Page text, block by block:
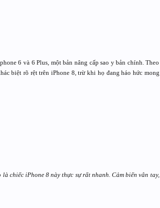
6 và 6 Plus, một bản nâng cấp sao y bản chính. Theo
biệt rõ rệt trên iPhone 8, trừ khi họ đang háo hức mong
chiếc iPhone 8 này thực sự rất nhanh. Cảm biến vân tay,